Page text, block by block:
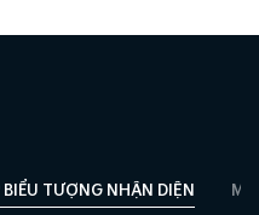
TƯỢNG NHẬN DIỆN